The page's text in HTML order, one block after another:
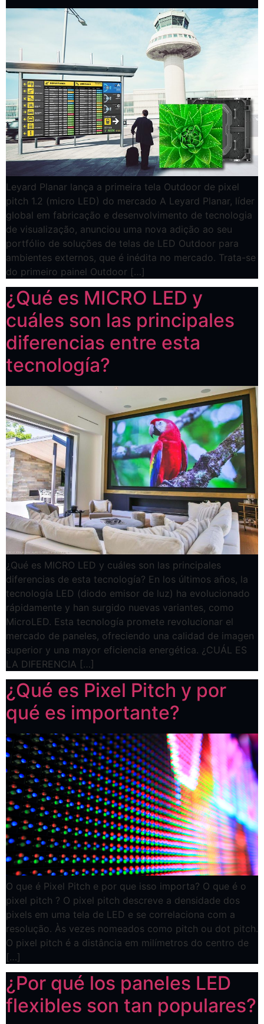
Leyard Planar lança a primeira tela Outdoor de pixel
pitch 1.2 (micro LED) do mercado A Leyard Planar, líder
global em fabricação e desenvolvimento de tecnologia
de visualização, anunciou uma nova adição ao seu
portfólio de soluções de telas de LED Outdoor para
ambientes externos, que é inédita no mercado. Trata-se
do primeiro painel Outdoor […]
¿Qué es MICRO LED y
cuáles son las principales
diferencias entre esta
tecnología?
¿Qué es MICRO LED y cuáles son las principales
diferencias de esta tecnología? En los últimos años, la
tecnología LED (diodo emisor de luz) ha evolucionado
rápidamente y han surgido nuevas variantes, como
MicroLED. Esta tecnología promete revolucionar el
mercado de paneles, ofreciendo una calidad de imagen
superior y una mayor eficiencia energética. ¿CUÁL ES
LA DIFERENCIA […]
¿Qué es Pixel Pitch y por
qué es importante?
O que é Pixel Pitch e por que isso importa? O que é o
pixel pitch ? O pixel pitch descreve a densidade dos
pixels em uma tela de LED e se correlaciona com a
resolução. Às vezes nomeados como pitch ou dot pitch.
O pixel pitch é a distância em milímetros do centro de
[…]
¿Por qué los paneles LED
flexibles son tan populares?